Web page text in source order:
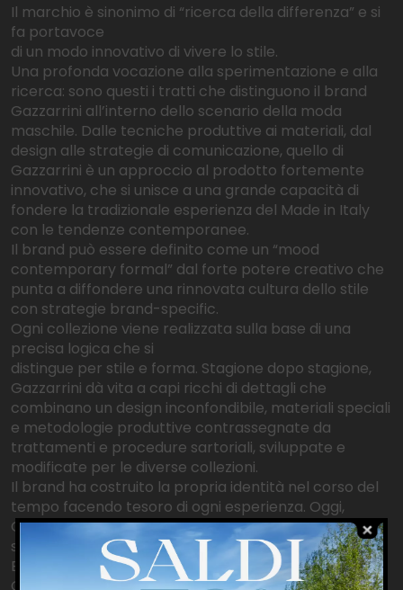
Il marchio è sinonimo di “ricerca della differenza” e si
fa portavoce
di un modo innovativo di vivere lo stile.
Una profonda vocazione alla sperimentazione e alla
ricerca: sono questi i tratti che distinguono il brand
Gazzarrini all’interno dello scenario della moda
maschile. Dalle tecniche produttive ai materiali, dal
design alle strategie di comunicazione, quello di
Gazzarrini è un approccio al prodotto fortemente
innovativo, che si unisce a una grande capacità di
fondere la tradizionale esperienza del Made in Italy
con le tendenze contemporanee.
Il brand può essere definito come un “mood
contemporary formal” dal forte potere creativo che
punta a diffondere una rinnovata cultura dello stile
con strategie brand-specific.
Ogni collezione viene realizzata sulla base di una
precisa logica che si
distingue per stile e forma. Stagione dopo stagione,
Gazzarrini dà vita a capi ricchi di dettagli che
combinano un design inconfondibile, materiali speciali
e metodologie produttive contrassegnate da
trattamenti e procedure sartoriali, sviluppate e
modificate per le diverse collezioni.
Il brand ha costruito la propria identità nel corso del
tempo facendo tesoro di ogni esperienza. Oggi,
Gazzarrini può vantare una brand identity fatta di
storia, relazioni, aspirazioni.
Ed è proprio grazie al suo bagaglio valoriale che
Gazzarrini non si limita a proporre soluzioni estetiche,